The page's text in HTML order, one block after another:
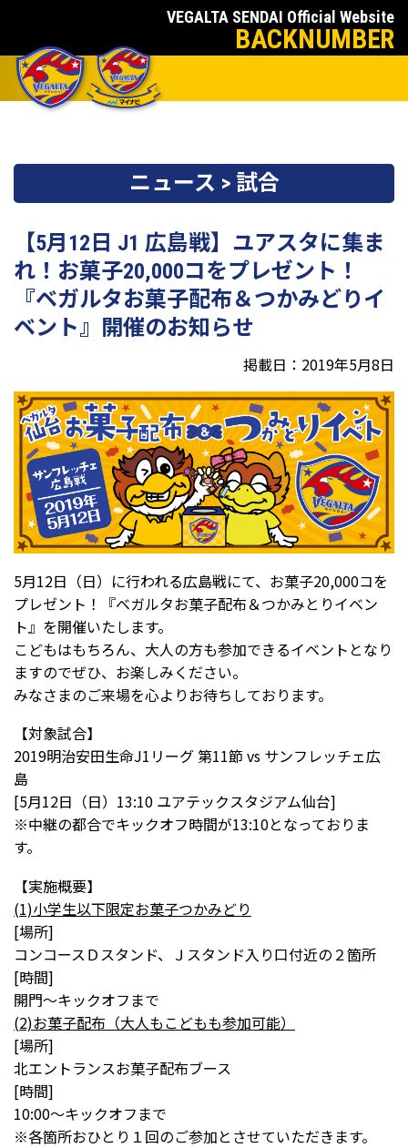
VEGALTA SENDAI Official Website
BACKNUMBER
ニュース > 試合
【5月12日 J1 広島戦】ユアスタに集ま
れ！お菓子20,000コをプレゼント！
『ベガルタお菓子配布＆つかみどりイ
ベント』開催のお知らせ
掲載日：2019年5月8日
5月12日（日）に行われる広島戦にて、お菓子20,000コを
プレゼント！『ベガルタお菓子配布＆つかみとりイベン
ト』を開催いたします。
こどもはもちろん、大人の方も参加できるイベントとなり
ますのでぜひ、お楽しみください。
みなさまのご来場を心よりお待ちしております。
【対象試合】
2019明治安田生命J1リーグ 第11節 vs サンフレッチェ広
島
[5月12日（日）13:10 ユアテックスタジアム仙台]
※中継の都合でキックオフ時間が13:10となっておりま
す。
【実施概要】
(1)小学生以下限定お菓子つかみどり
[場所]
コンコースＤスタンド、Ｊスタンド入り口付近の２箇所
[時間]
開門～キックオフまで
(2)お菓子配布（大人もこどもも参加可能）
[場所]
北エントランスお菓子配布ブース
[時間]
10:00～キックオフまで
※各箇所おひとり１回のご参加とさせていただきます。